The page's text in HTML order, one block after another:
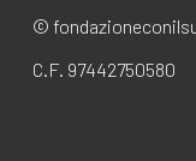
©
C.F. 97442750580